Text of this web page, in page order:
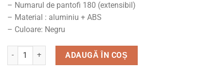
– Numarul de pantofi 180 (extensibil)
– Material : aluminiu + ABS
– Culoare: Negru
Cantitate Suport pantofi 5 rafturi, 10 perechi, aluminiu-
ADAUGĂ ÎN COȘ